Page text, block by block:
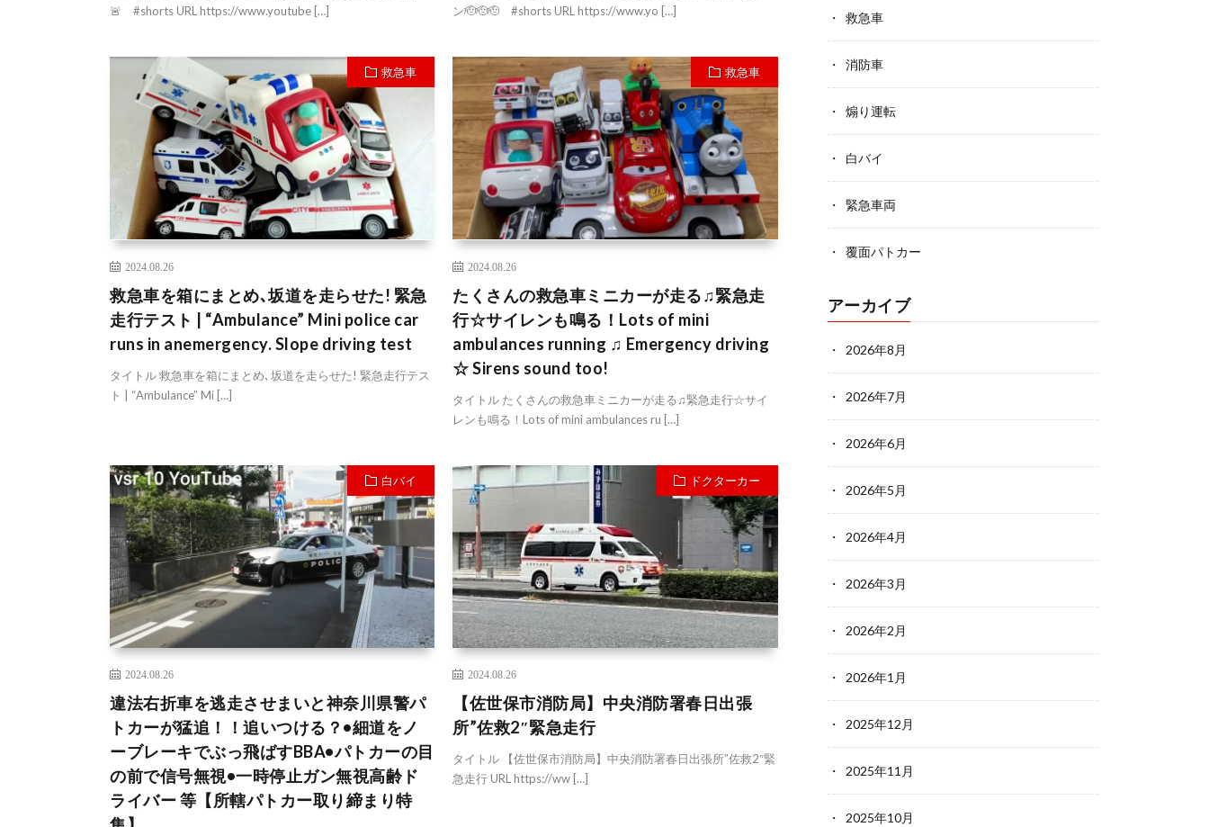
🚨 #shorts URL https://www.youtube […]
ン🫡🫡🫡 #shorts URL https://www.yo […]
救急車
2024.08.26
救急車を箱にまとめ､坂道を走らせた! 緊急
走行テスト | “Ambulance” Mini police car
runs in anemergency. Slope driving test
タイトル 救急車を箱にまとめ､坂道を走らせた! 緊急走行テス
ト | “Ambulance” Mi […]
救急車
2024.08.26
たくさんの救急車ミニカーが走る♫緊急走
行☆サイレンも鳴る！Lots of mini
ambulances running ♫ Emergency driving
☆ Sirens sound too!
タイトル たくさんの救急車ミニカーが走る♫緊急走行☆サイ
レンも鳴る！Lots of mini ambulances ru […]
白バイ
2024.08.26
違法右折車を逃走させまいと神奈川県警パ
トカーが猛追！！追いつける？•細道をノ
ーブレーキでぶっ飛ばすBBA•パトカーの目
の前で信号無視•一時停止ガン無視高齢ド
ライバー 等【所轄パトカー取り締まり特
ドクターカー
2024.08.26
【佐世保市消防局】中央消防署春日出張
所”佐救2″緊急走行
タイトル 【佐世保市消防局】中央消防署春日出張所”佐救2″緊
急走行 URL https://ww […]
救急車
消防車
煽り運転
白バイ
緊急車両
覆面パトカー
アーカイブ
2026年8月
2026年7月
2026年6月
2026年5月
2026年4月
2026年3月
2026年2月
2026年1月
2025年12月
2025年11月
2025年10月